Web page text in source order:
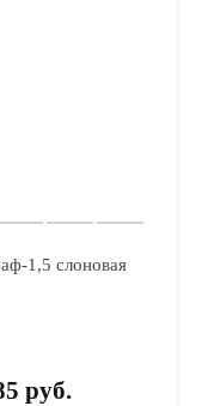
1,5 слоновая
руб.